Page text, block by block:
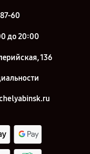
60
до 20:00
136